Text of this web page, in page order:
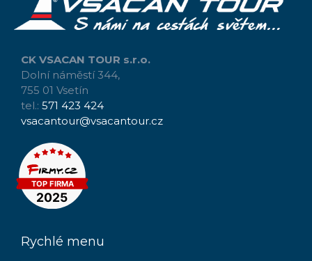
CK VSACAN TOUR s.r.o.
Dolní náměstí 344,
755 01 Vsetín
tel.: 571 423 424
vsacantour@vsacantour.cz
Rychlé menu